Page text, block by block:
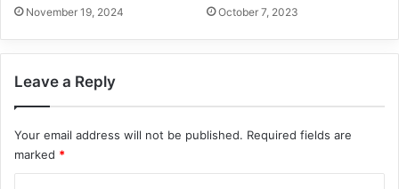
November 19, 2024 October 7, 2023
Leave a Reply
Your email address will not be published. Required fields are
marked *